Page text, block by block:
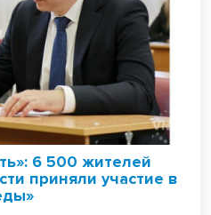
6 500 жителей
приняли участие в